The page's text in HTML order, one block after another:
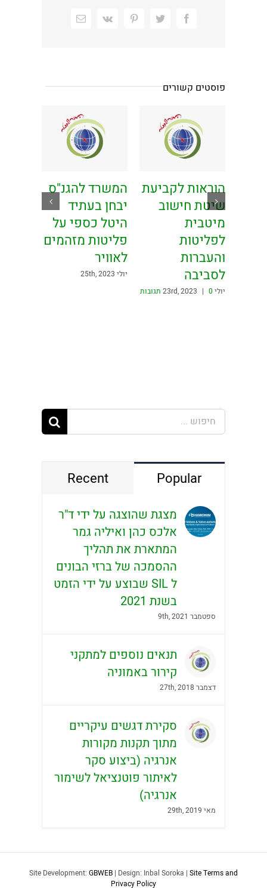
Facebook
Twitter
Pinterest
Vk
כתובת
פוסטים קשורים
המשרד להגנ"ס
יבחן בעתיד
היטל כספי על
פליטות מזהמים
לאוויר
יולי 25th, 2023
הוראות לקביעת
שיטת חישוב
מיטבית
לפליטות
והעברות
לסביבה
יולי 23rd, 2023 | 0 תגובות
חיפוש...
Popular
Recent
מצגת שהוצגה על ידי ד"ר
אלכס כהן ואיליה גמר
המתארת את תהליך
ההסמכה של ברזי הבונים
ל SIL שבוצע על ידי הזמט
בשנת 2021
ספטמבר 9th, 2021
תנאים נוספים למתקני
קירור באמוניה
דצמבר 27th, 2018
סקירת דגשים עיקריים
מתוך תקנות מקורות
אנרגיה (ביצוע סקר
לאיתור פוטנציאל לשימור
אנרגיה)
מאי 29th, 2019
Site Development: GBWEB | Design: Inbal Soroka | Site Terms and
Privacy Policy